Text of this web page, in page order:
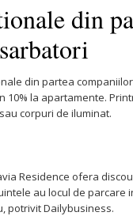
din
din partea
10% la apartamente.
corpuri de iluminat.
Residence ofera
au locul de parcare
potrivit Dailybusiness.